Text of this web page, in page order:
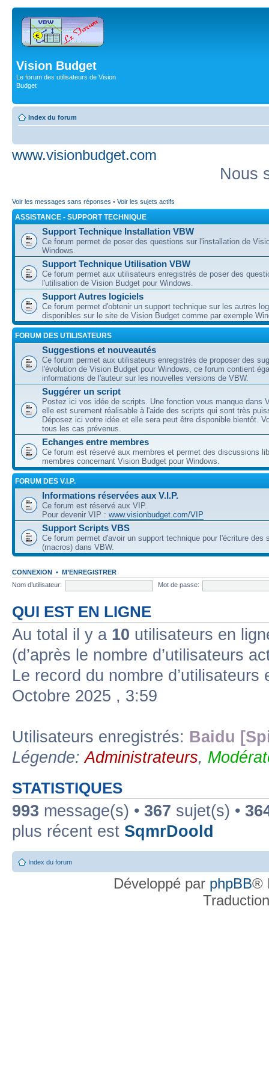
Vision Budget
Le forum des utilisateurs de Vision
Budget
Index du forum
www.visionbudget.com
Nous
Voir les messages sans réponses • Voir les sujets actifs
ASSISTANCE - SUPPORT TECHNIQUE
Support Technique Installation VBW
Ce forum permet de poser des questions sur l'installation de
Windows.
Support Technique Utilisation VBW
Ce forum permet aux utilisateurs enregistrés de poser des
l'utilisation de Vision Budget pour Windows.
Support Autres logiciels
Ce forum permet d'obtenir un support technique sur les autres
disponibles sur le site de Vision Budget comme par exemple
FORUM DES UTILISATEURS
Suggestions et nouveautés
Ce forum permet aux utilisateurs enregistrés de proposer des
l'évolution de Vision Budget pour Windows, ce forum contient
informations de l'auteur sur les nouvelles versions de VBW.
Suggérer un script
Postez ici vos idée de scripts. Une fonction vous manque dans
elle est surement réalisable à l'aide des scripts qui sont très
Déposez ici votre idée et elle sera peut être disponible bientôt.
tous les cas prévenus.
Echanges entre membres
Ce forum est réservé aux membres et permet des discussions
membres concernant Vision Budget pour Windows.
FORUM DES V.I.P.
Informations réservées aux V.I.P.
Ce forum est réservé aux VIP.
Pour devenir VIP : www.visionbudget.com/VIP
Support Scripts VBS
Ce forum permet d'avoir un support technique pour l'écriture des
(macros) dans VBW.
CONNEXION • M’ENREGISTRER
Nom d’utilisateur:
Mot de passe:
QUI EST EN LIGNE
Au total il y a 10 utilisateurs en
(d’après le nombre d’utilisateurs
Le record du nombre
Octobre 2025 , 3:59
Utilisateurs enregistrés: Baidu
Légende:Administrateurs,
STATISTIQUES
993 message(s) • 367 sujet(s) •
plus récent est SqmrDoold
Index du forum
Développé par phpBB®